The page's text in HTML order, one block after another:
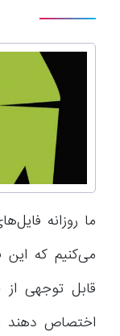
ما روزانه
می‌کنیم که این
قابل توجهی از
اختصاص دهند